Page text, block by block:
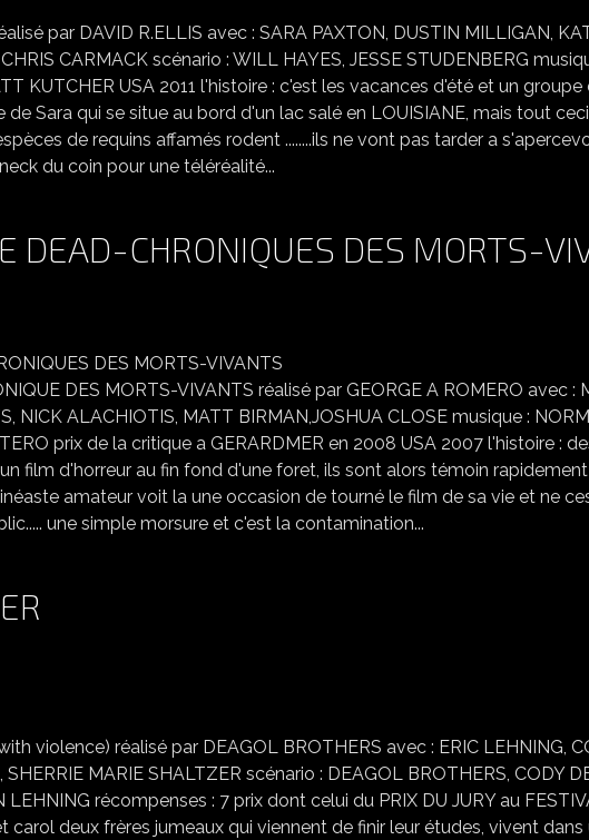
par DAVID R.ELLIS avec : SARA PAXTON, DUSTIN MILLIGAN,
CARMACK scénario : WILL HAYES, JESSE STUDENBERG
KUTCHER USA 2011 l'histoire : c'est les vacances d'été et un
Sara qui se situe au bord d'un lac salé en LOUISIANE, mais tout
de requins affamés rodent ........ils ne vont pas tarder a
du coin pour une téléréalité...
DEAD-CHRONIQUES DES MORTS-
DIARY OF THE DEAD-CHRONIQUES DES
DES MORTS-VIVANTS réalisé par GEORGE A ROMERO avec :
NICK ALACHIOTIS, MATT BIRMAN,JOSHUA CLOSE musique :
prix de la critique a GERARDMER en 2008 USA 2007 l'histoire :
film d'horreur au fin fond d'une foret, ils sont alors témoin
amateur voit la une occasion de tourné le film de sa vie et ne
une simple morsure et c'est la contamination...
violence) réalisé par DEAGOL BROTHERS avec : ERIC LEHNING,
MARIE SHALTZER scénario : DEAGOL BROTHERS, CODY
LEHNING récompenses : 7 prix dont celui du PRIX DU JURY au
carol deux frères jumeaux qui viennent de finir leur études, vivent